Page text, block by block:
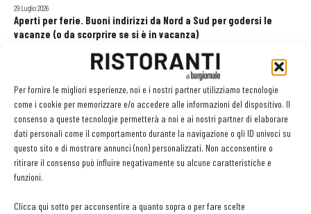
Per fornire le migliori esperienze, noi e i nostri partner utilizziamo tecnologie
come i cookie per memorizzare e/o accedere alle informazioni del dispositivo. Il
consenso a queste tecnologie permetterà a noi e ai nostri partner di elaborare
dati personali come il comportamento durante la navigazione o gli ID univoci su
questo sito e di mostrare annunci (non) personalizzati. Non acconsentire o
ritirare il consenso può influire negativamente su alcune caratteristiche e
funzioni.
Clicca qui sotto per acconsentire a quanto sopra o per fare scelte
29 Luglio 2026
Aperti per ferie. Buoni indirizzi da Nord a Sud per godersi le
vacanze (o da scorprire se si è in vacanza)
Pos, compagni di gestione. Le ultime soluzioni delle aziende
EDICOLA WEB